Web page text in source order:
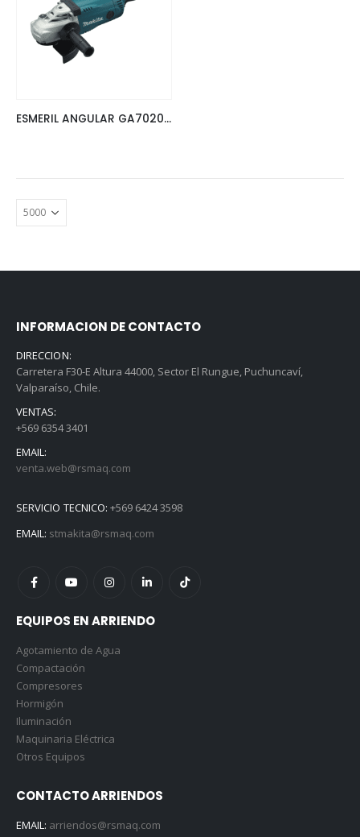
ESMERIL ANGULAR GA7020 7″ MAKITA
INFORMACION DE CONTACTO
DIRECCION:
Carretera F30-E Altura 44000, Sector El Rungue, Puchuncaví,
Valparaíso, Chile.
VENTAS:
+569 6354 3401
EMAIL:
venta.web@rsmaq.com
SERVICIO TECNICO: +569 6424 3598
EMAIL: stmakita@rsmaq.com
EQUIPOS EN ARRIENDO
Agotamiento de Agua
Compactación
Compresores
Hormigón
Iluminación
Maquinaria Eléctrica
Otros Equipos
CONTACTO ARRIENDOS
EMAIL: arriendos@rsmaq.com